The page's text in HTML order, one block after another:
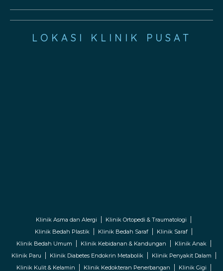
LOKASI KLINIK PUSAT
Klinik Asma dan Alergi
Klinik Ortopedi & Traumatologi
Klinik Bedah Plastik
Klinik Bedah Saraf
Klinik Saraf
Klinik Bedah Umum
Klinik Kebidanan & Kandungan
Klinik Anak
Klinik Paru
Klinik Diabetes Endokrin Metabolik
Klinik Penyakit Dalam
Klinik Kulit & Kelamin
Klinik Kedokteran Penerbangan Klinik Gigi